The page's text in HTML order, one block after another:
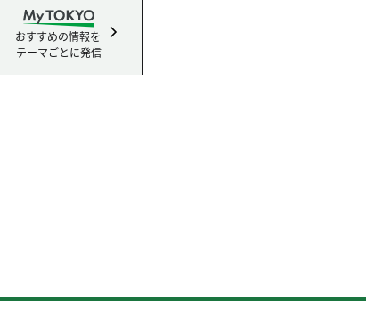
おすすめの情報を
テーマごとに発信